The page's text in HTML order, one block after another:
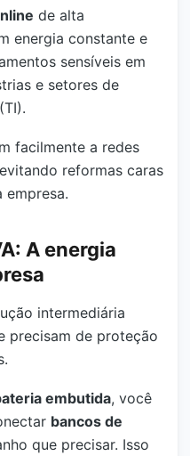
de alta
energia constante e
sensíveis em
e setores de
facilmente a redes
reformas caras
empresa.
A energia
intermediária
precisam de proteção
embutida, você
bancos de
que precisar. Isso